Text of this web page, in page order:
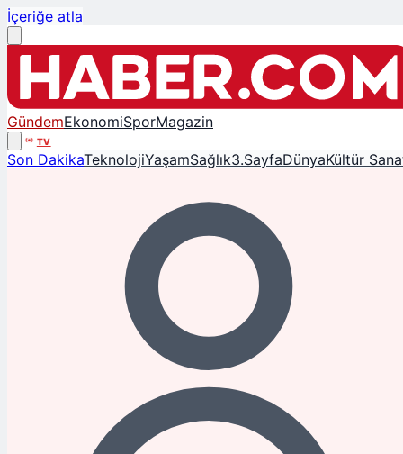
İçeriğe atla
GündemEkonomiSporMagazin
TV
Son DakikaTeknolojiYaşamSağlık3.SayfaDünyaKültür